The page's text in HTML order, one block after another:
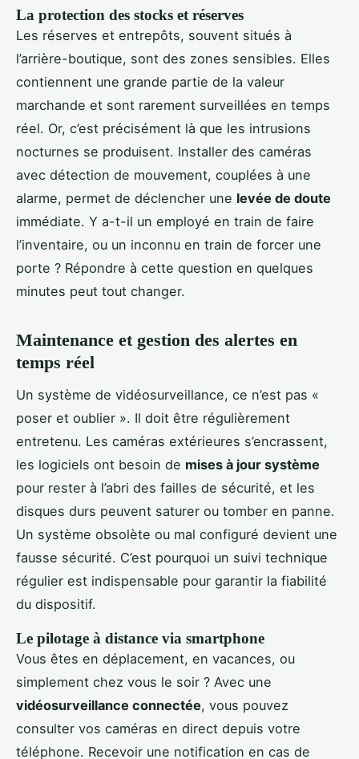
La protection des stocks et réserves
Les réserves et entrepôts, souvent situés à
l’arrière-boutique, sont des zones sensibles. Elles
contiennent une grande partie de la valeur
marchande et sont rarement surveillées en temps
réel. Or, c’est précisément là que les intrusions
nocturnes se produisent. Installer des caméras
avec détection de mouvement, couplées à une
alarme, permet de déclencher une levée de doute
immédiate. Y a-t-il un employé en train de faire
l’inventaire, ou un inconnu en train de forcer une
porte ? Répondre à cette question en quelques
minutes peut tout changer.
Maintenance et gestion des alertes en
temps réel
Un système de vidéosurveillance, ce n’est pas «
poser et oublier ». Il doit être régulièrement
entretenu. Les caméras extérieures s’encrassent,
les logiciels ont besoin de mises à jour système
pour rester à l’abri des failles de sécurité, et les
disques durs peuvent saturer ou tomber en panne.
Un système obsolète ou mal configuré devient une
fausse sécurité. C’est pourquoi un suivi technique
régulier est indispensable pour garantir la fiabilité
du dispositif.
Le pilotage à distance via smartphone
Vous êtes en déplacement, en vacances, ou
simplement chez vous le soir ? Avec une
vidéosurveillance connectée, vous pouvez
consulter vos caméras en direct depuis votre
téléphone. Recevoir une notification en cas de